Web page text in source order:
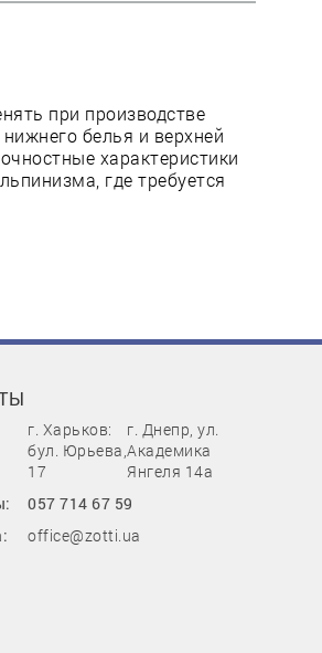
при производстве
белья и верхней
характеристики
где требуется
г. Харьков:
бул. Юрьева,
17
г. Днепр, ул.
Академика
Янгеля 14а
057 714 67 59
office@zotti.ua